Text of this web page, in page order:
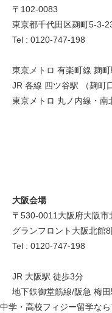
〒102-0083
東京都千代田区麹町5-3-
Tel : 0120-747-198
東京メトロ 有楽町線 麹
JR 各線 四ツ谷駅 （麹町
東京メトロ 丸ノ内線・南
大阪会場
〒530-0011 大阪府大阪市
グランフロント大阪北
Tel : 0120-747-198
JR 大阪駅 徒歩3分
地下鉄御堂筋線/阪急 梅
中学・高校フィジー留学な